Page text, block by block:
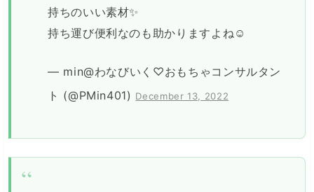
持ちのいい素材✨
持ち運び便利なのも助かりますよね☺️
— min@わなびいく♡おもちゃコンサルタン
ト (@PMin401) December 13, 2022